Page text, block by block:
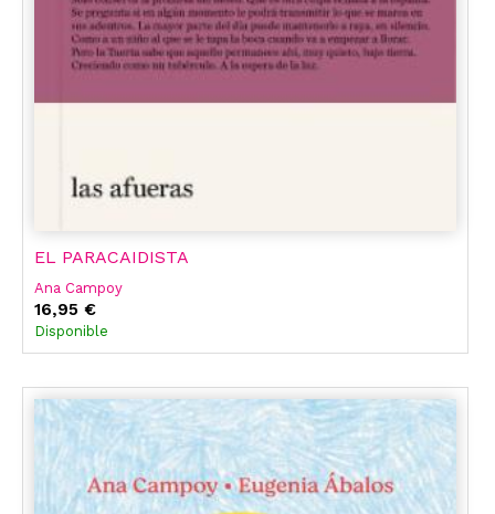
EL PARACAIDISTA
Ana Campoy
16,95 €
Disponible